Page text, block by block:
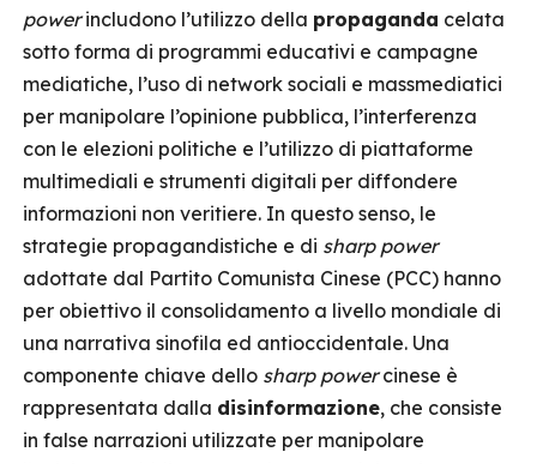
powerincludono l’utilizzo della propaganda celata
sotto forma di programmi educativi e campagne
mediatiche, l’uso di network sociali e massmediatici
per manipolare l’opinione pubblica, l’interferenza
con le elezioni politiche e l’utilizzo di piattaforme
multimediali e strumenti digitali per diffondere
informazioni non veritiere. In questo senso, le
strategie propagandistiche e di sharp power
adottate dal Partito Comunista Cinese (PCC) hanno
per obiettivo il consolidamento a livello mondiale di
una narrativa sinofila ed antioccidentale. Una
componente chiave dello sharp powercinese è
rappresentata dalla disinformazione, che consiste
in false narrazioni utilizzate per manipolare